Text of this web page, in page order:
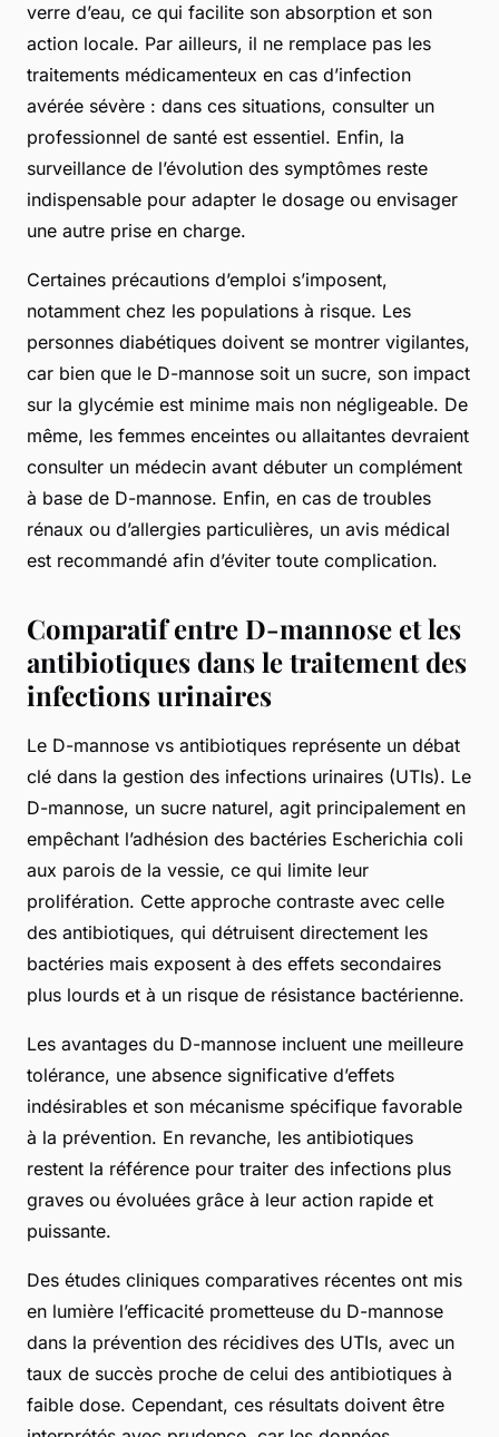
verre d’eau, ce qui facilite son absorption et son
action locale. Par ailleurs, il ne remplace pas les
traitements médicamenteux en cas d’infection
avérée sévère : dans ces situations, consulter un
professionnel de santé est essentiel. Enfin, la
surveillance de l’évolution des symptômes reste
indispensable pour adapter le dosage ou envisager
une autre prise en charge.
Certaines précautions d’emploi s’imposent,
notamment chez les populations à risque. Les
personnes diabétiques doivent se montrer vigilantes,
car bien que le D-mannose soit un sucre, son impact
sur la glycémie est minime mais non négligeable. De
même, les femmes enceintes ou allaitantes devraient
consulter un médecin avant débuter un complément
à base de D-mannose. Enfin, en cas de troubles
rénaux ou d’allergies particulières, un avis médical
est recommandé afin d’éviter toute complication.
Comparatif entre D-mannose et les
antibiotiques dans le traitement des
infections urinaires
Le D-mannose vs antibiotiques représente un débat
clé dans la gestion des infections urinaires (UTIs). Le
D-mannose, un sucre naturel, agit principalement en
empêchant l’adhésion des bactéries Escherichia coli
aux parois de la vessie, ce qui limite leur
prolifération. Cette approche contraste avec celle
des antibiotiques, qui détruisent directement les
bactéries mais exposent à des effets secondaires
plus lourds et à un risque de résistance bactérienne.
Les avantages du D-mannose incluent une meilleure
tolérance, une absence significative d’effets
indésirables et son mécanisme spécifique favorable
à la prévention. En revanche, les antibiotiques
restent la référence pour traiter des infections plus
graves ou évoluées grâce à leur action rapide et
puissante.
Des études cliniques comparatives récentes ont mis
en lumière l’efficacité prometteuse du D-mannose
dans la prévention des récidives des UTIs, avec un
taux de succès proche de celui des antibiotiques à
faible dose. Cependant, ces résultats doivent être